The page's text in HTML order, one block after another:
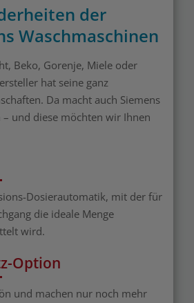
der
Waschmaschinen
Beko, Gorenje, Miele oder
hat seine ganz
Da macht auch Siemens
– und diese möchten wir Ihnen
Dosierautomatik, mit der für
die ideale Menge
wird.
Option
und machen nur noch mehr